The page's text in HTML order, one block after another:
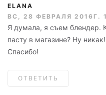
ELANA
ВС, 28 ФЕВРАЛЯ 2016Г.
Я думала, я съем блендер.
пасту в магазине? Ну
Спасибо!
ОТВЕТИТЬ